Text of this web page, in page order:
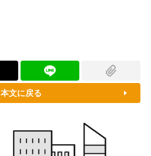
本文に戻る